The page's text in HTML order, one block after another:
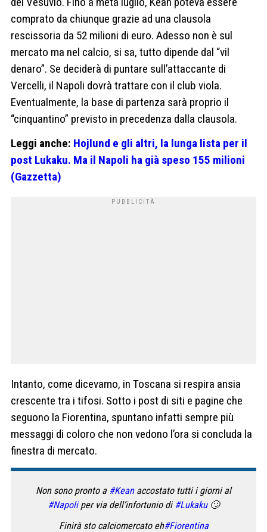
comprato da chiunque grazie ad una clausola
rescissoria da 52 milioni di euro. Adesso non è sul
mercato ma nel calcio, si sa, tutto dipende dal “vil
denaro”. Se deciderà di puntare sull’attaccante di
Vercelli, il Napoli dovrà trattare con il club viola.
Eventualmente, la base di partenza sarà proprio il
“cinquantino” previsto in precedenza dalla clausola.
Leggi anche: Hojlund e gli altri, la lunga lista per il
post Lukaku. Ma il Napoli ha già speso 155 milioni
(Gazzetta)
Intanto, come dicevamo, in Toscana si respira ansia
crescente tra i tifosi. Sotto i post di siti e pagine che
seguono la Fiorentina, spuntano infatti sempre più
messaggi di coloro che non vedono l’ora si concluda la
finestra di mercato.
Non sono pronto a #Keanaccostato tutti i giorni al
#Napoliper via dell’infortunio di #Lukaku🙄
Finirà sto calciomercato eh#Fiorentina